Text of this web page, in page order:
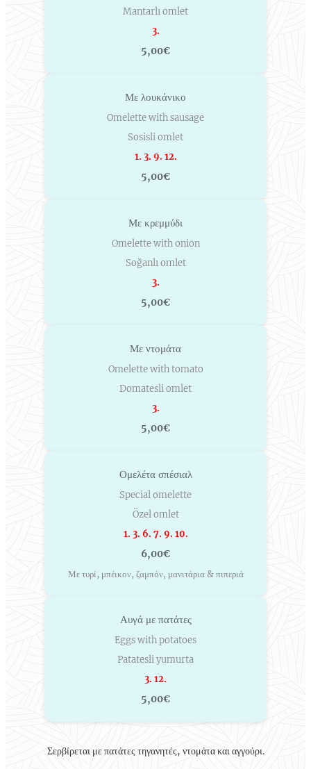
Mantarlı omlet
3.
5,00€
Με λουκάνικο
Omelette with sausage
Sosisli omlet
1. 3. 9. 12.
5,00€
Με κρεμμύδι
Omelette with onion
Soğanlı omlet
3.
5,00€
Με ντομάτα
Omelette with tomato
Domatesli omlet
3.
5,00€
Ομελέτα σπέσιαλ
Special omelette
Özel omlet
1. 3. 6. 7. 9. 10.
6,00€
Με τυρί, μπέικον, ζαμπόν, μανιτάρια & πιπεριά
Αυγά με πατάτες
Eggs with potatoes
Patatesli yumurta
3. 12.
5,00€
Σερβίρεται με πατάτες τηγανητές, ντομάτα και αγγούρι.